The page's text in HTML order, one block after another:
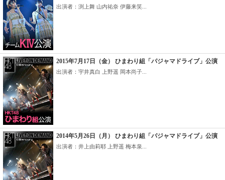
出演者：渕上舞 山内祐奈 伊藤来笑...
2015年7月17日（金） ひまわり組「パジャマドライブ」公演
出演者：宇井真白 上野遥 岡本尚子...
2014年5月26日（月） ひまわり組「パジャマドライブ」公演
出演者：井上由莉耶 上野遥 梅本泉...